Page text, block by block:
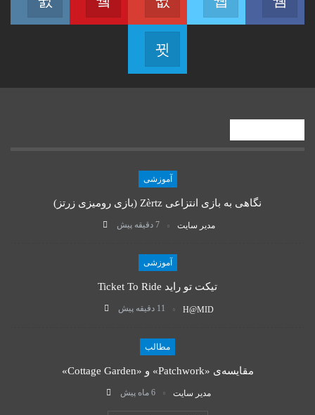
Join us on Facebook
Join us on Twitter
Join us on Google
us on Youtube
آموزشی
نگاهی به بازی انتزاعی Zèrtz (بازی رومیزی زرتز)
مدیر سایت 7 دقیقه پیش
آموزشی
تیکت تو راید Ticket To Ride
H@MID 11 دقیقه پیش
مطالب
مقایسه‌ی «Patchwork» و «Cottage Garden»
مدیر سایت 6 ماه پیش